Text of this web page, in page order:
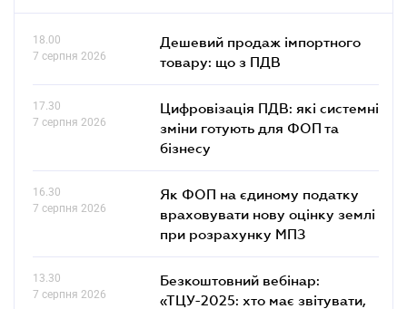
18.00
7 серпня 2026
Дешевий продаж імпортного
товару: що з ПДВ
17.30
7 серпня 2026
Цифровізація ПДВ: які системні
зміни готують для ФОП та
бізнесу
16.30
7 серпня 2026
Як ФОП на єдиному податку
враховувати нову оцінку землі
при розрахунку МПЗ
13.30
7 серпня 2026
Безкоштовний вебінар:
«ТЦУ-2025: хто має звітувати,